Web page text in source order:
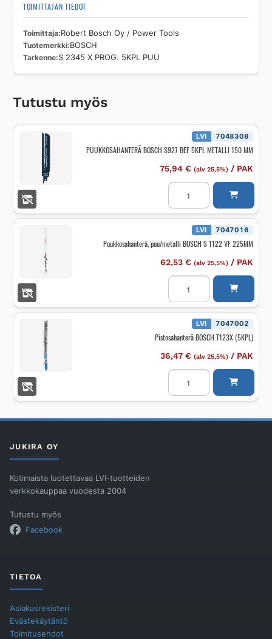
TOIMITTAJAN TIEDOT
Toimittaja Robert Bosch Oy / Power Tools
Tuotemerkki BOSCH
Tarkenne S 2345 X PROG. 5KPL PUU
Tutustu myös
LVI 7048308
PUUKKOSAHANTERÄ BOSCH S927 BEF 5KPL METALLI 150 MM
75,94 € (alv 25,5%)/ PAK
PUUKKOSAHANTERÄ
BOSCH
BEF
5KPL
METALLI
MM
LVI 7047016
Puukkosahanterä, puu/metalli BOSCH S 1122 VF 225MM
62,53 € (alv 25,5%)/ PAK
Puukkosahanterä,
puu/metalli
BOSCH
S
1122
225MM
määrä
LVI 7047002
Pistosahanterä BOSCH T123X (5KPL)
36,47 € (alv 25,5%)/ PAK
Pistosahanterä
BOSCH
T123X
(5KPL)
JUKIRA OY
Kotimaista luotettavaa LVI-tuotteiden
verkkokauppaa vuodesta 2004
Tutustu myös
Facebook
TIETOA
Asiakasrekisteri
Evästekäytäntö
Toimitusehdot